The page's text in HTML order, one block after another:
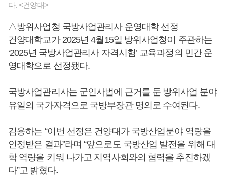
다. <건양대>
△방위사업청 국방사업관리사 운영대학 선정
건양대학교가 2025년 4월15일 방위사업청이 주관하는
‘2025년 국방사업관리사 자격시험’ 교육과정의 민간 운
영대학으로 선정됐다.
국방사업관리사는 군인사법에 근거를 둔 방위사업 분야
유일의 국가자격으로 국방부장관 명의로 수여된다.
김용하는 “이번 선정은 건양대가 국방산업분야 역량을
인정받은 결과”라며 “앞으로도 국방산업 발전을 위해 대
학 역량을 키워 나가고 지역사회와의 협력을 추진하겠
다”고 밝혔다.